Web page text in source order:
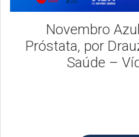
Novembro
Próstata, por
Saúde –